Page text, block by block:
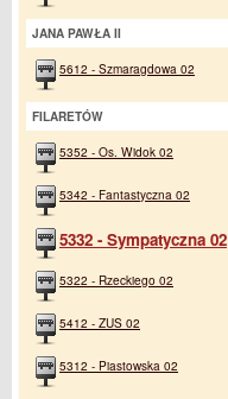
JANA PAWŁA II
5612 - Szmaragdowa 02
FILARETÓW
5352 - Os. Widok 02
5342 - Fantastyczna 02
5332 - Sympatyczna 02
5322 - Rzeckiego 02
5412 - ZUS 02
5312 - Piastowska 02